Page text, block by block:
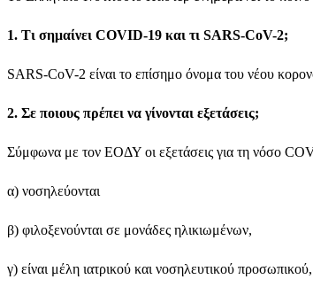
1. Τι σημαίνει COVID-19 και τι SARS-CoV-2;
SARS-CoV-2 είναι το επίσημο όνομα του νέου
2. Σε ποιους πρέπει να γίνονται εξετάσεις;
Σύμφωνα με τον ΕΟΔΥ οι εξετάσεις για τη νόσο
α) νοσηλεύονται
β) φιλοξενούνται σε μονάδες ηλικιωμένων,
γ) είναι μέλη ιατρικού και νοσηλευτικού προσωπικού,